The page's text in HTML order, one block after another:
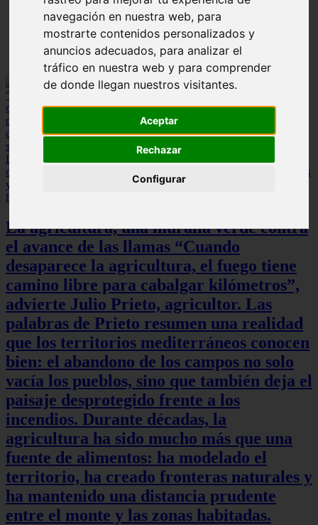
navegación en nuestra web, para
mostrarte contenidos personalizados y
anuncios adecuados, para analizar el
tráfico en nuestra web y para comprender
de donde llegan nuestros visitantes.
Aceptar
Rechazar
Configurar
La agricultura, una muralla verde contra
el avance de las llamas “Cuando
desaparece la agricultura, el fuego tiene
camino libre para cabalgar kilómetros”,
advierte Julio Prieto, agricultor. Las
palabras de Prieto resumen una realidad
que los territorios mediterráneos conocen
bien: el abandono de los campos no solo
vacía los pueblos, sino que también deja el
paisaje desprotegido frente a los
incendios. Durante décadas, la
agricultura ha sido mucho más que una
fuente de alimentos: ha modelado el
territorio, ha creado fronteras naturales y
ha mantenido una distancia prudente
entre el monte y las zonas habitadas.